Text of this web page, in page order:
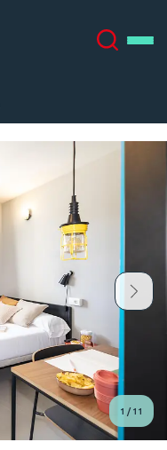
Lingua
Español
French
1 / 11